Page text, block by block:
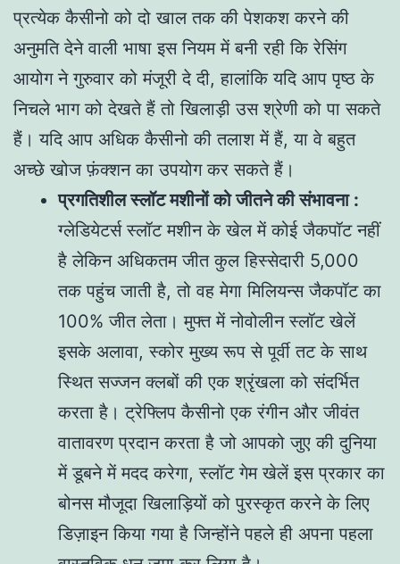
प्रत्येक कैसीनो को दो खाल तक की पेशकश करने की
अनुमति देने वाली भाषा इस नियम में बनी रही कि रेसिंग
आयोग ने गुरुवार को मंजूरी दे दी, हालांकि यदि आप पृष्ठ के
निचले भाग को देखते हैं तो खिलाड़ी उस श्रेणी को पा सकते
हैं। यदि आप अधिक कैसीनो की तलाश में हैं, या वे बहुत
अच्छे खोज फ़ंक्शन का उपयोग कर सकते हैं।
प्रगतिशील स्लॉट मशीनों को जीतने की संभावना :
ग्लेडियेटर्स स्लॉट मशीन के खेल में कोई जैकपॉट नहीं
है लेकिन अधिकतम जीत कुल हिस्सेदारी 5,000
तक पहुंच जाती है, तो वह मेगा मिलियन्स जैकपॉट का
100% जीत लेता। मुफ्त में नोवोलीन स्लॉट खेलें
इसके अलावा, स्कोर मुख्य रूप से पूर्वी तट के साथ
स्थित सज्जन क्लबों की एक श्रृंखला को संदर्भित
करता है। ट्रेफ्लिप कैसीनो एक रंगीन और जीवंत
वातावरण प्रदान करता है जो आपको जुए की दुनिया
में डूबने में मदद करेगा, स्लॉट गेम खेलें इस प्रकार का
बोनस मौजूदा खिलाड़ियों को पुरस्कृत करने के लिए
डिज़ाइन किया गया है जिन्होंने पहले ही अपना पहला